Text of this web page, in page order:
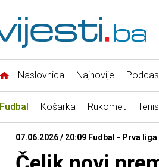
Naslovnica Najnovije
Fudbal Košarka Rukomet Tenis
07.06.2026 / 20:09 Fudbal - Prva liga